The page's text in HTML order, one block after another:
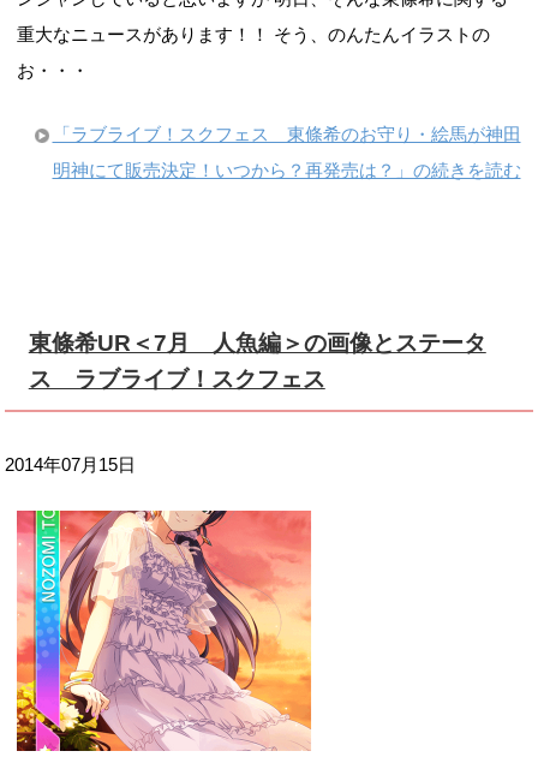
重大なニュースがあります！！ そう、のんたんイラストの
お・・・
「ラブライブ！スクフェス 東條希のお守り・絵馬が神田
明神にて販売決定！いつから？再発売は？」の続きを読む
東條希UR＜7月 人魚編＞の画像とステータ
ス ラブライブ！スクフェス
2014年07月15日